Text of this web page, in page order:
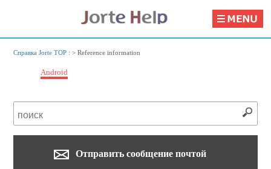
Справка Jorte TOP : >Reference information
Android
Отправить сообщение почтой